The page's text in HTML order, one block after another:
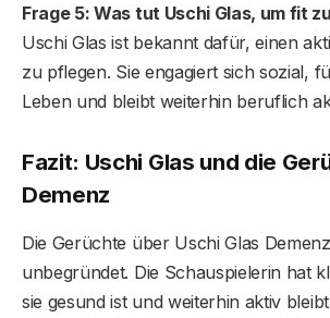
Frage 5: Was tut Uschi Glas, um fit
Uschi Glas ist bekannt dafür, einen
zu pflegen. Sie engagiert sich sozial,
Leben und bleibt weiterhin beruflich
Fazit: Uschi Glas und die
Demenz
Die Gerüchte über Uschi Glas
unbegründet. Die Schauspielerin hat
sie gesund ist und weiterhin aktiv